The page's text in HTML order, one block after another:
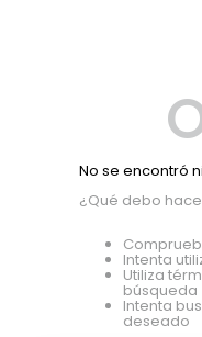
No se encontró
¿Qué debo
Intenta
Utiliza
búsqueda
Intenta
deseado